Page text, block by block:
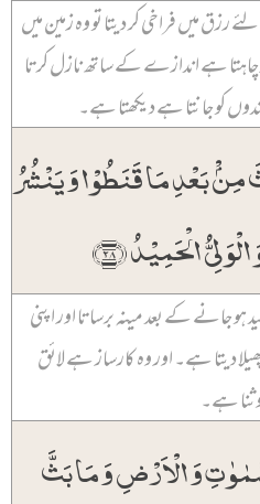
رزق میں فراخی کر دیتا تو وہ زمین میں
ہے اندازے کے ساتھ نازل کرتا
کو جانتا ہے دیکھتا ہے۔
بَعۡدِ مَا قَنَطُوۡا وَ یَنۡشُرُ
الۡحَمِیۡدُ ﴿۲۸﴾
جانے کے بعد مینہ برساتا اور اپنی
دیتا ہے۔ اور وہ کارساز ہے لائق
ہے۔
وَ الۡاَرۡضِ وَ مَا بَثَّ